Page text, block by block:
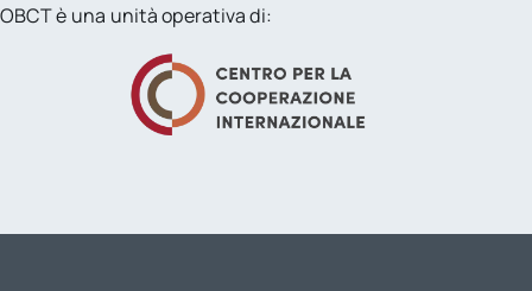
OBCT è una unità operativa di: